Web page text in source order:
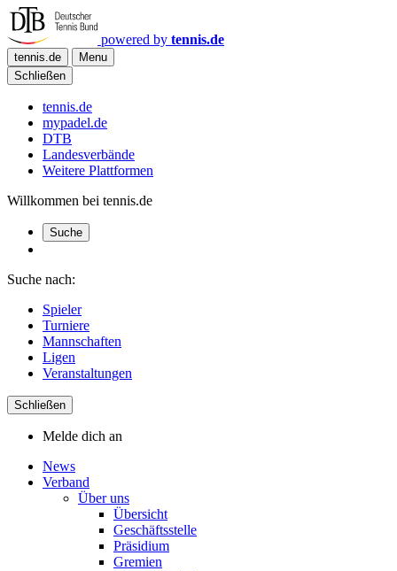
powered by tennis.de
tennis.de
Menu
Schließen
tennis.de
mypadel.de
DTB
Landesverbände
Weitere Plattformen
Willkommen bei tennis.de
Suche
Suche nach:
Spieler
Turniere
Mannschaften
Ligen
Veranstaltungen
Schließen
Melde dich an
News
Verband
Über uns
Übersicht
Geschäftsstelle
Präsidium
Gremien